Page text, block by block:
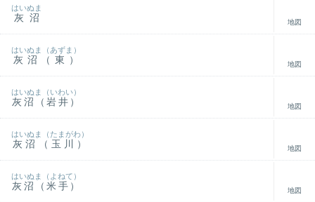
灰沼
はいぬま
地図
灰沼（東）
はいぬま（あずま）
地図
灰沼（岩井）
はいぬま（いわい）
地図
灰沼（玉川）
はいぬま（たまがわ）
地図
灰沼（米手）
はいぬま（よねて）
地図